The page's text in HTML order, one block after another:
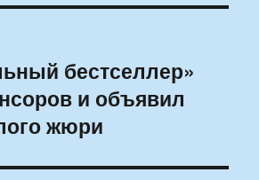
бестселлер»
и объявил
жюри